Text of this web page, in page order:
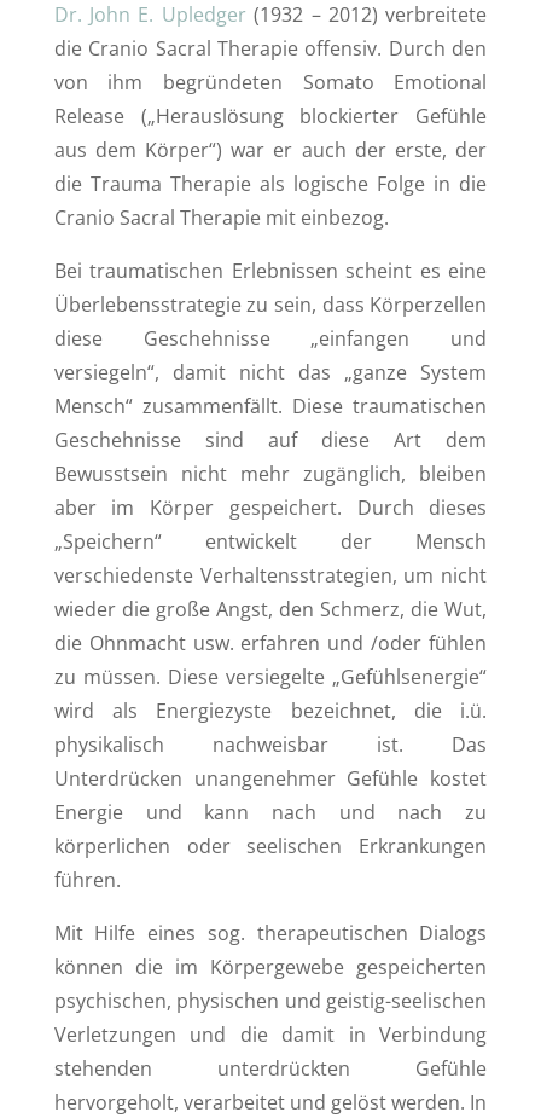
Dr. John E. Upledger (1932 – 2012) verbreitete
die Cranio Sacral Therapie offensiv. Durch den
von ihm begründeten Somato Emotional
Release („Herauslösung blockierter Gefühle
aus dem Körper“) war er auch der erste, der
die Trauma Therapie als logische Folge in die
Cranio Sacral Therapie mit einbezog.
Bei traumatischen Erlebnissen scheint es eine
Überlebensstrategie zu sein, dass Körperzellen
diese Geschehnisse „einfangen und
versiegeln“, damit nicht das „ganze System
Mensch“ zusammenfällt. Diese traumatischen
Geschehnisse sind auf diese Art dem
Bewusstsein nicht mehr zugänglich, bleiben
aber im Körper gespeichert. Durch dieses
„Speichern“ entwickelt der Mensch
verschiedenste Verhaltensstrategien, um nicht
wieder die große Angst, den Schmerz, die Wut,
die Ohnmacht usw. erfahren und /oder fühlen
zu müssen. Diese versiegelte „Gefühlsenergie“
wird als Energiezyste bezeichnet, die i.ü.
physikalisch nachweisbar ist. Das
Unterdrücken unangenehmer Gefühle kostet
Energie und kann nach und nach zu
körperlichen oder seelischen Erkrankungen
führen.
Mit Hilfe eines sog. therapeutischen Dialogs
können die im Körpergewebe gespeicherten
psychischen, physischen und geistig-seelischen
Verletzungen und die damit in Verbindung
stehenden unterdrückten Gefühle
hervorgeholt, verarbeitet und gelöst werden. In